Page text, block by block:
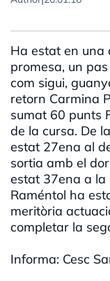
Ha estat en una
promesa, un
com sigui,
retorn Carmina
sumat 60 punts
de la cursa. De
estat 27ena al
sortia amb el
estat 37ena a la
Raméntol ha
meritòria
completar la
Informa: Cesc